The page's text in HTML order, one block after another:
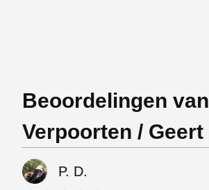
Beoordelingen van
Verpoorten / Geert
P. D.